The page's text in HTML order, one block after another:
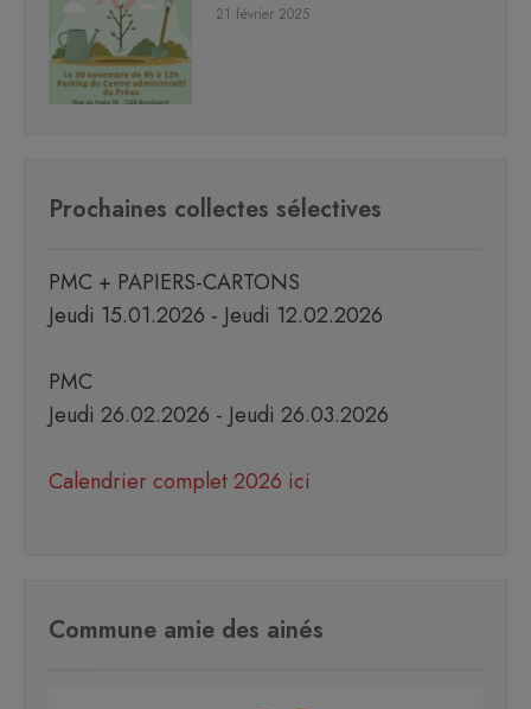
21 février 2025
Prochaines collectes sélectives
PMC + PAPIERS-CARTONS
Jeudi 15.01.2026 - Jeudi 12.02.2026
PMC
Jeudi 26.02.2026 - Jeudi 26.03.2026
Calendrier complet 2026 ici
Commune amie des ainés